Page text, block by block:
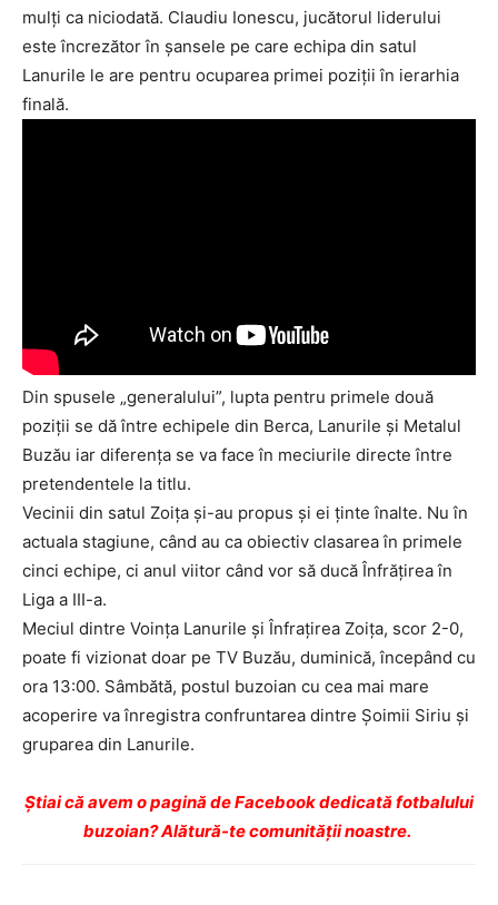
mulţi ca niciodată. Claudiu Ionescu, jucătorul liderului
este încrezător în şansele pe care echipa din satul
Lanurile le are pentru ocuparea primei poziţii în ierarhia
finală.
Din spusele „generalului”, lupta pentru primele două
poziţii se dă între echipele din Berca, Lanurile şi Metalul
Buzău iar diferenţa se va face în meciurile directe între
pretendentele la titlu.
Vecinii din satul Zoiţa şi-au propus şi ei ţinte înalte. Nu în
actuala stagiune, când au ca obiectiv clasarea în primele
cinci echipe, ci anul viitor când vor să ducă Înfrăţirea în
Liga a III-a.
Meciul dintre Voinţa Lanurile şi Înfraţirea Zoiţa, scor 2-0,
poate fi vizionat doar pe TV Buzău, duminică, începând cu
ora 13:00. Sâmbătă, postul buzoian cu cea mai mare
acoperire va înregistra confruntarea dintre Şoimii Siriu şi
gruparea din Lanurile.
Ştiai că avem o pagină de Facebook dedicată fotbalului
buzoian? Alătură-te comunității noastre.